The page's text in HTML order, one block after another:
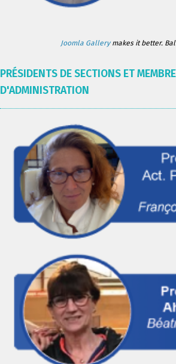
Joomla Gallerymakes it better.
PRÉSIDENTS DE SECTIONS ET
D'ADMINISTRATION